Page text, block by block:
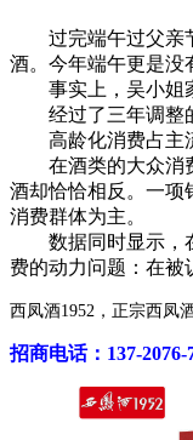
过完端午过父亲节
酒。今年端午更是没
事实上，吴小姐家
经过了三年调整的
高龄化消费占主
在酒类的大众消费
酒却恰恰相反。一项
消费群体为主。
数据同时显示，在
费的动力问题：在被
西凤酒1952，正宗西凤
招商电话：137-2076-